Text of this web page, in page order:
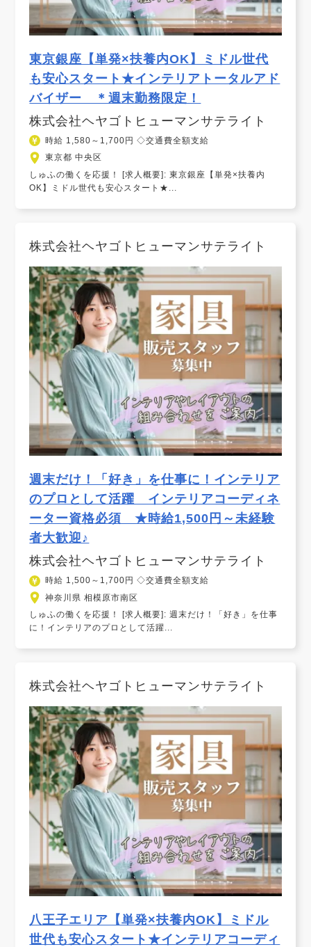
東京銀座【単発×扶養内OK】ミドル世代
も安心スタート★インテリアトータルアド
バイザー ＊週末勤務限定！
株式会社ヘヤゴトヒューマンサテライト
時給 1,580～1,700円 ◇交通費全額支給
東京都 中央区
しゅふの働くを応援！ [求人概要]: 東京銀座【単発×扶養内
OK】ミドル世代も安心スタート★...
株式会社ヘヤゴトヒューマンサテライト
週末だけ！「好き」を仕事に！インテリア
のプロとして活躍 インテリアコーディネ
ーター資格必須 ★時給1,500円～未経験
者大歓迎♪
株式会社ヘヤゴトヒューマンサテライト
時給 1,500～1,700円 ◇交通費全額支給
神奈川県 相模原市南区
しゅふの働くを応援！ [求人概要]: 週末だけ！「好き」を仕事
に！インテリアのプロとして活躍...
株式会社ヘヤゴトヒューマンサテライト
八王子エリア【単発×扶養内OK】ミドル
世代も安心スタート★インテリアコーディ